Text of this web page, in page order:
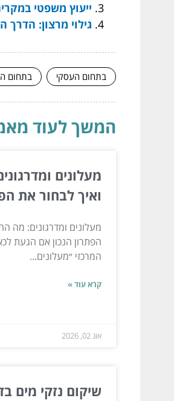
ייעוץ משפטי
גילוי מרצון:
בתחום העסקי בתחום
המשך לעוד
מעלונים
ואיך לבחור את
מעלונים ומדרגונים: מה
הפתרון הנכון אם הגעת
המרכזי ״מעלונים...
קרא עוד »
אוג 02, 2026
שיקום נזקי מים